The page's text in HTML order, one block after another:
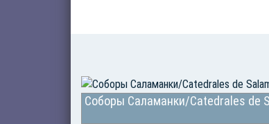
Соборы Саламанки/Catedrales de